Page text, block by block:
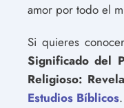
amor por todo el
Si quieres
Significado del
Religioso:
Estudios Bíblicos.